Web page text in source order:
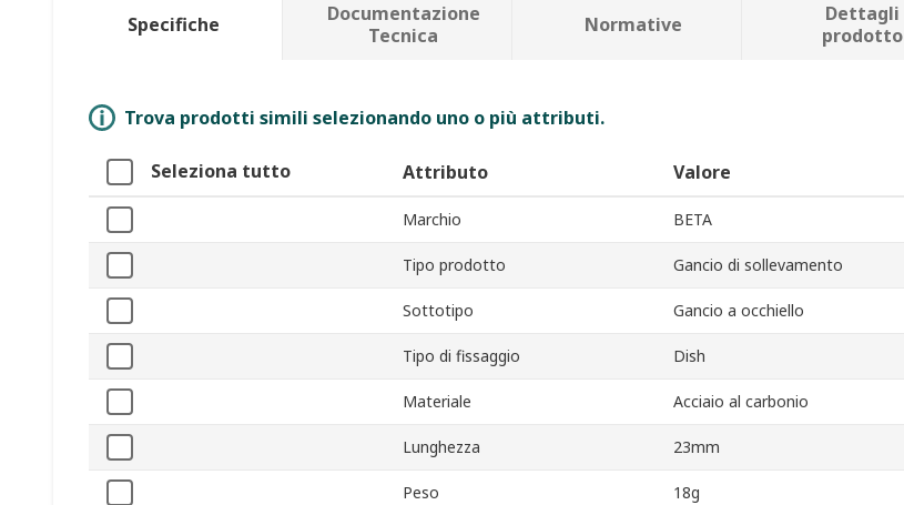
Specifiche
Documentazione
Tecnica
Normative
Dettagli
prodotto
Trova prodotti simili selezionando uno o più attributi.
Seleziona tutto Attributo Valore
Marchio BETA
Tipo prodotto Gancio di sollevamento
Sottotipo Gancio a occhiello
Tipo di fissaggio Dish
Materiale Acciaio al carbonio
Lunghezza 23mm
Peso 18g